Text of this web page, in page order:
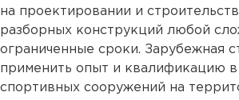
на проектировании и
разборных конструкций любой
ограниченные сроки. Зарубежная
применить опыт и квалификацию в
спортивных сооружений на